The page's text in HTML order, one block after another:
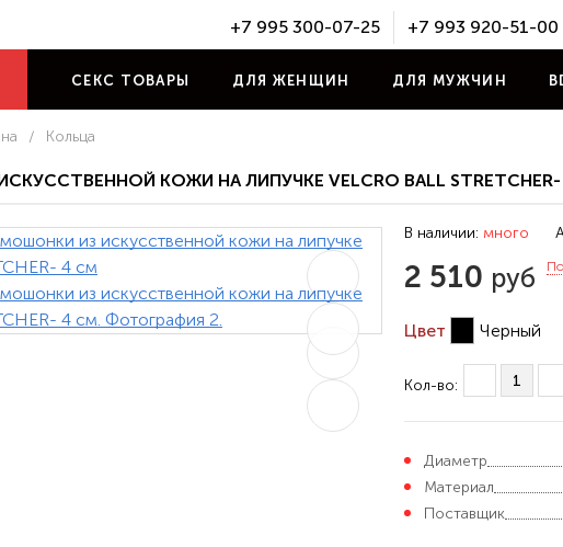
+7 995 300-07-25 +7 993 920-51-00
СЕКС ТОВАРЫ ДЛЯ ЖЕНЩИН ДЛЯ МУЖЧИН
/ Кольца
КОЖИ НА ЛИПУЧКЕ VELCRO BALL
В наличии: много
2 510 руб
Цвет Черный
Кол-во:
Диаметр
Материал
Поставщик